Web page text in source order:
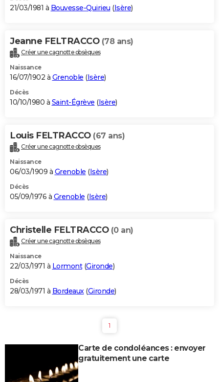
21/03/1981 à Bouvesse-Quirieu (Isère)
Jeanne FELTRACCO (78 ans)
Créer une cagnotte obsèques
Naissance
16/07/1902 à Grenoble (Isère)
Décès
10/10/1980 à Saint-Égrève (Isère)
Louis FELTRACCO (67 ans)
Créer une cagnotte obsèques
Naissance
06/03/1909 à Grenoble (Isère)
Décès
05/09/1976 à Grenoble (Isère)
Christelle FELTRACCO (0 an)
Créer une cagnotte obsèques
Naissance
22/03/1971 à Lormont(Gironde)
Décès
28/03/1971 à Bordeaux(Gironde)
1
Carte de condoléances : envoyer
gratuitement une carte